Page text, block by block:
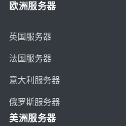
欧洲服务器
英国服务器
法国服务器
意大利服务器
俄罗斯服务器
美洲服务器